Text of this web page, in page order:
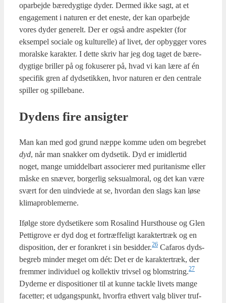
opar­bej­de bære­dyg­ti­ge dyder. Der­med ikke sagt, at et
enga­ge­ment i natu­ren er det ene­ste, der kan opar­bej­de
vores dyder gene­relt. Der er også andre aspek­ter (for
eksem­pel soci­a­le og kul­tu­rel­le) af livet, der opbyg­ger vores
moral­ske karak­ter. I det­te skriv har jeg dog taget de bære­
dyg­ti­ge bril­ler på og foku­se­rer på, hvad vi kan lære af én
spe­ci­fik gren af dyds­etik­ken, hvor natu­ren er den cen­tra­le
spil­ler og spil­le­ba­ne.
Dydens fire ansig­ter
Man kan med god grund næp­pe kom­me uden om begre­bet
dyd, når man snak­ker om dyds­etik. Dyd er imid­ler­tid
noget, man­ge umid­del­bart asso­ci­e­rer med puri­ta­nis­me eller
måske en snæ­ver, bor­ger­lig seksu­al­moral, og det kan være
svært for den uind­vie­de at se, hvor­dan den slags kan løse
kli­mapro­ble­mer­ne.
Iføl­ge sto­re dyd­se­ti­ke­re som Rosa­lind Hurst­hou­se og Glen
Pet­ti­grove er dyd dog et fortræf­fe­ligt karak­ter­træk og en
dis­po­si­tion, der er for­ank­ret i sin besidder.26 Cafa­ros dyds­
be­greb min­der meget om dét: Det er de karak­ter­træk, der
frem­mer indi­vi­du­el og kol­lek­tiv triv­sel og blomstring.27
Dyder­ne er dis­po­si­tio­ner til at kun­ne tack­le livets man­ge
facet­ter; et udgangs­punkt, hvor­fra ethvert valg bli­ver truf­